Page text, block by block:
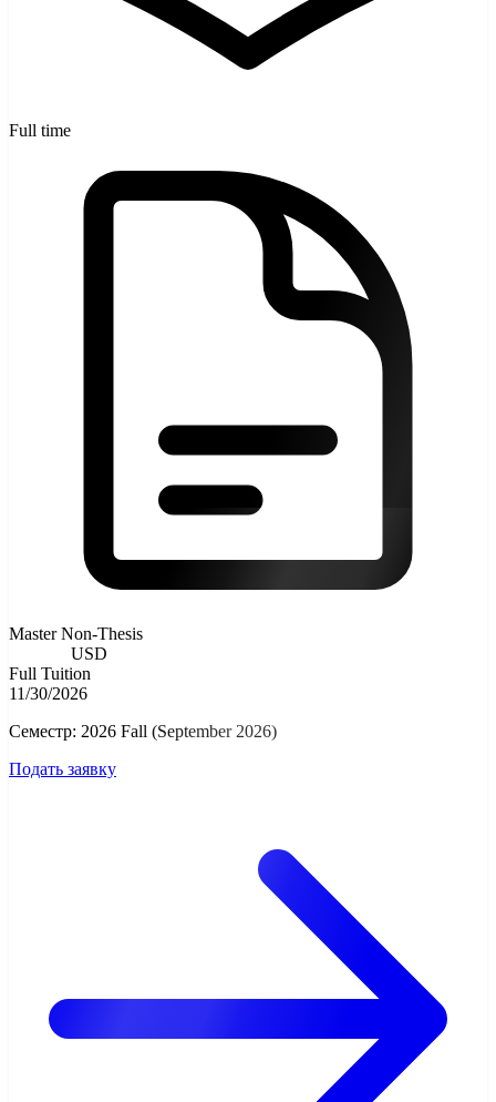
Full time
Master Non-Thesis
USD
Full Tuition
11/30/2026
Семестр: 2026 Fall (September 2026)
Подать заявку